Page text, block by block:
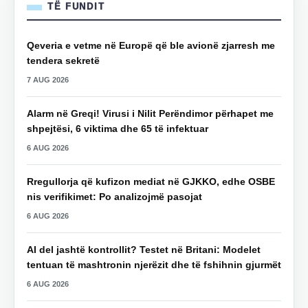
TË FUNDIT
Qeveria e vetme në Europë që ble avionë zjarresh me
tendera sekretë
7 AUG 2026
Alarm në Greqi! Virusi i Nilit Perëndimor përhapet me
shpejtësi, 6 viktima dhe 65 të infektuar
6 AUG 2026
Rregullorja që kufizon mediat në GJKKO, edhe OSBE
nis verifikimet: Po analizojmë pasojat
6 AUG 2026
AI del jashtë kontrollit? Testet në Britani: Modelet
tentuan të mashtronin njerëzit dhe të fshihnin gjurmët
6 AUG 2026